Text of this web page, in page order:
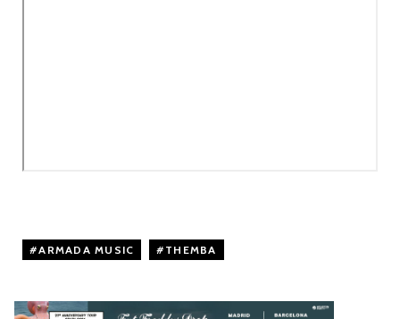
ARMADA MUSIC THEMBA